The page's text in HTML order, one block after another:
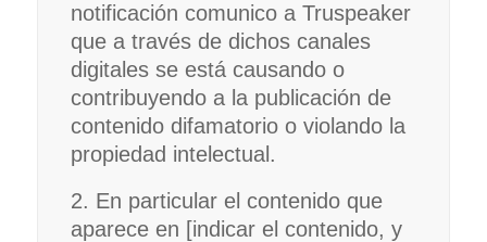
notificación comunico a Truspeaker
que a través de dichos canales
digitales se está causando o
contribuyendo a la publicación de
contenido difamatorio o violando la
propiedad intelectual.
2. En particular el contenido que
aparece en [indicar el contenido, y